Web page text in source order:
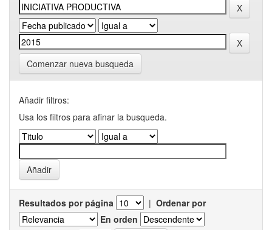
Comenzar nueva busqueda
Añadir filtros:
Usa los filtros para afinar la busqueda.
Resultados por página | Ordenar por
En orden